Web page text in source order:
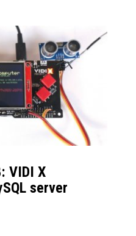
VIDI X
server